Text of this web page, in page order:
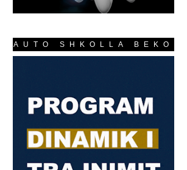
AUTO SHKOLLA BEKO